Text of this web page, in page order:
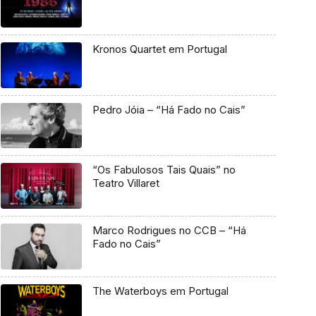
Kronos Quartet em Portugal
Pedro Jóia – “Há Fado no Cais”
“Os Fabulosos Tais Quais” no
Teatro Villaret
Marco Rodrigues no CCB – “Há
Fado no Cais”
The Waterboys em Portugal